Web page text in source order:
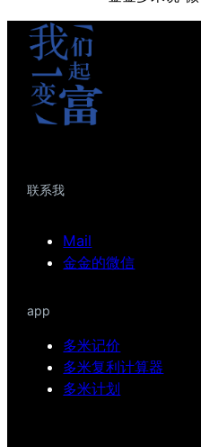
联系我
Mail
金金的微信
app
多米记价
多米复利计算器
多米计划